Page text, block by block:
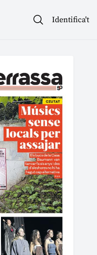
Identifica't